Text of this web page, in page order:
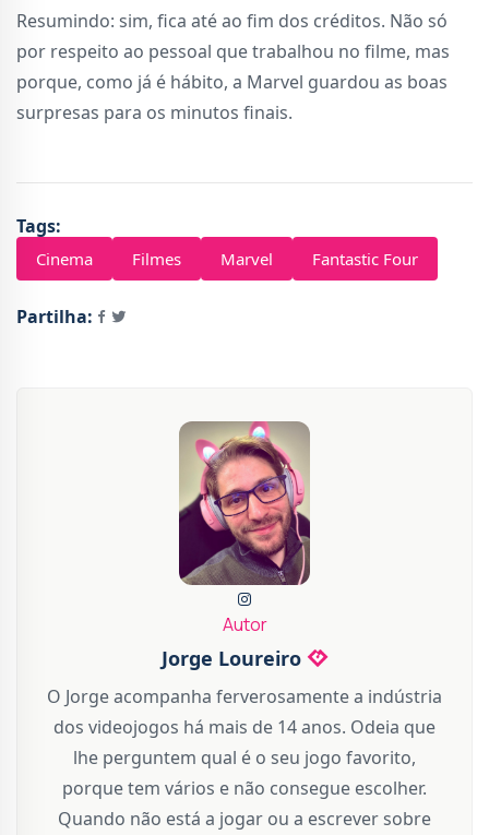
Resumindo: sim, fica até ao fim dos créditos. Não só
por respeito ao pessoal que trabalhou no filme, mas
porque, como já é hábito, a Marvel guardou as boas
surpresas para os minutos finais.
Tags:
Cinema Filmes Marvel Fantastic Four
Partilha:
Autor
Jorge Loureiro
O Jorge acompanha ferverosamente a indústria
dos videojogos há mais de 14 anos. Odeia que
lhe perguntem qual é o seu jogo favorito,
porque tem vários e não consegue escolher.
Quando não está a jogar ou a escrever sobre